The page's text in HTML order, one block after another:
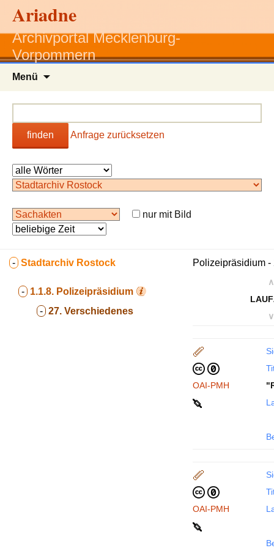
Ariadne
Archivportal Mecklenburg-
Vorpommern
Menü
finden Anfrage zurücksetzen
nur mit Bild
- Stadtarchiv Rostock
- 1.1.8. Polizeipräsidium
- 27. Verschiedenes
Polizeipräsidium
∧
∨
OAI-PMH
OAI-PMH